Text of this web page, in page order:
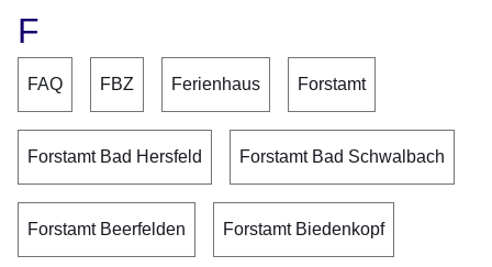
F
FAQ FBZ Ferienhaus Forstamt
Forstamt Bad Hersfeld Forstamt Bad Schwalbach
Forstamt Beerfelden Forstamt Biedenkopf